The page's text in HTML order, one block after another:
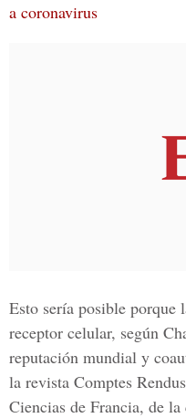
a coronavirus
Esto sería posible
receptor celular, según
reputación mundial y
la revista Comptes
Ciencias de Francia, de la